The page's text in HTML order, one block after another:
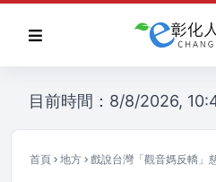
目前時間：8/8/2026,
首頁 地方 戲說台灣「觀音媽反轎